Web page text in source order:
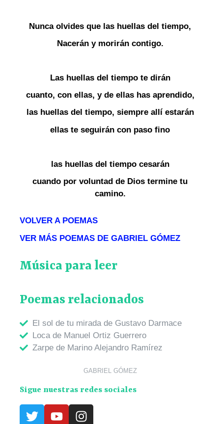
Nunca olvides que las huellas del tiempo,
Nacerán y morirán contigo.
Las huellas del tiempo te dirán
cuanto, con ellas, y de ellas has aprendido,
las huellas del tiempo, siempre allí estarán
ellas te seguirán con paso fino
las huellas del tiempo cesarán
cuando por voluntad de Dios termine tu
camino.
VOLVER A POEMAS
VER MÁS POEMAS DE GABRIEL GÓMEZ
Música para leer
Poemas relacionados
El sol de tu mirada de Gustavo Darmace
Loca de Manuel Ortiz Guerrero
Zarpe de Marino Alejandro Ramírez
GABRIEL GÓMEZ
Sigue nuestras redes sociales